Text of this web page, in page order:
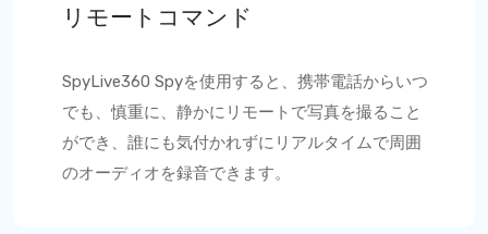
リモートコマンド
SpyLive360 Spyを使用すると、携帯電話からいつ
でも、慎重に、静かにリモートで写真を撮ること
ができ、誰にも気付かれずにリアルタイムで周囲
のオーディオを録音できます。